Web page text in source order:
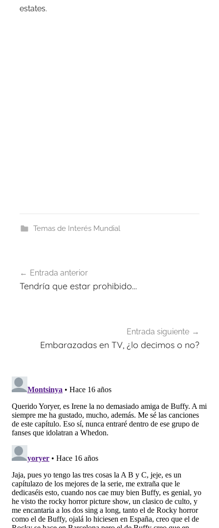
estates.
Temas de Interés Mundial
de
Entrada anterior
Tendría que estar prohibido…
Entrada siguiente
Embarazadas en TV, ¿lo decimos o no?